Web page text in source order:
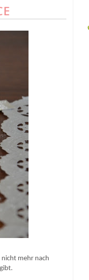
nicht mehr nach